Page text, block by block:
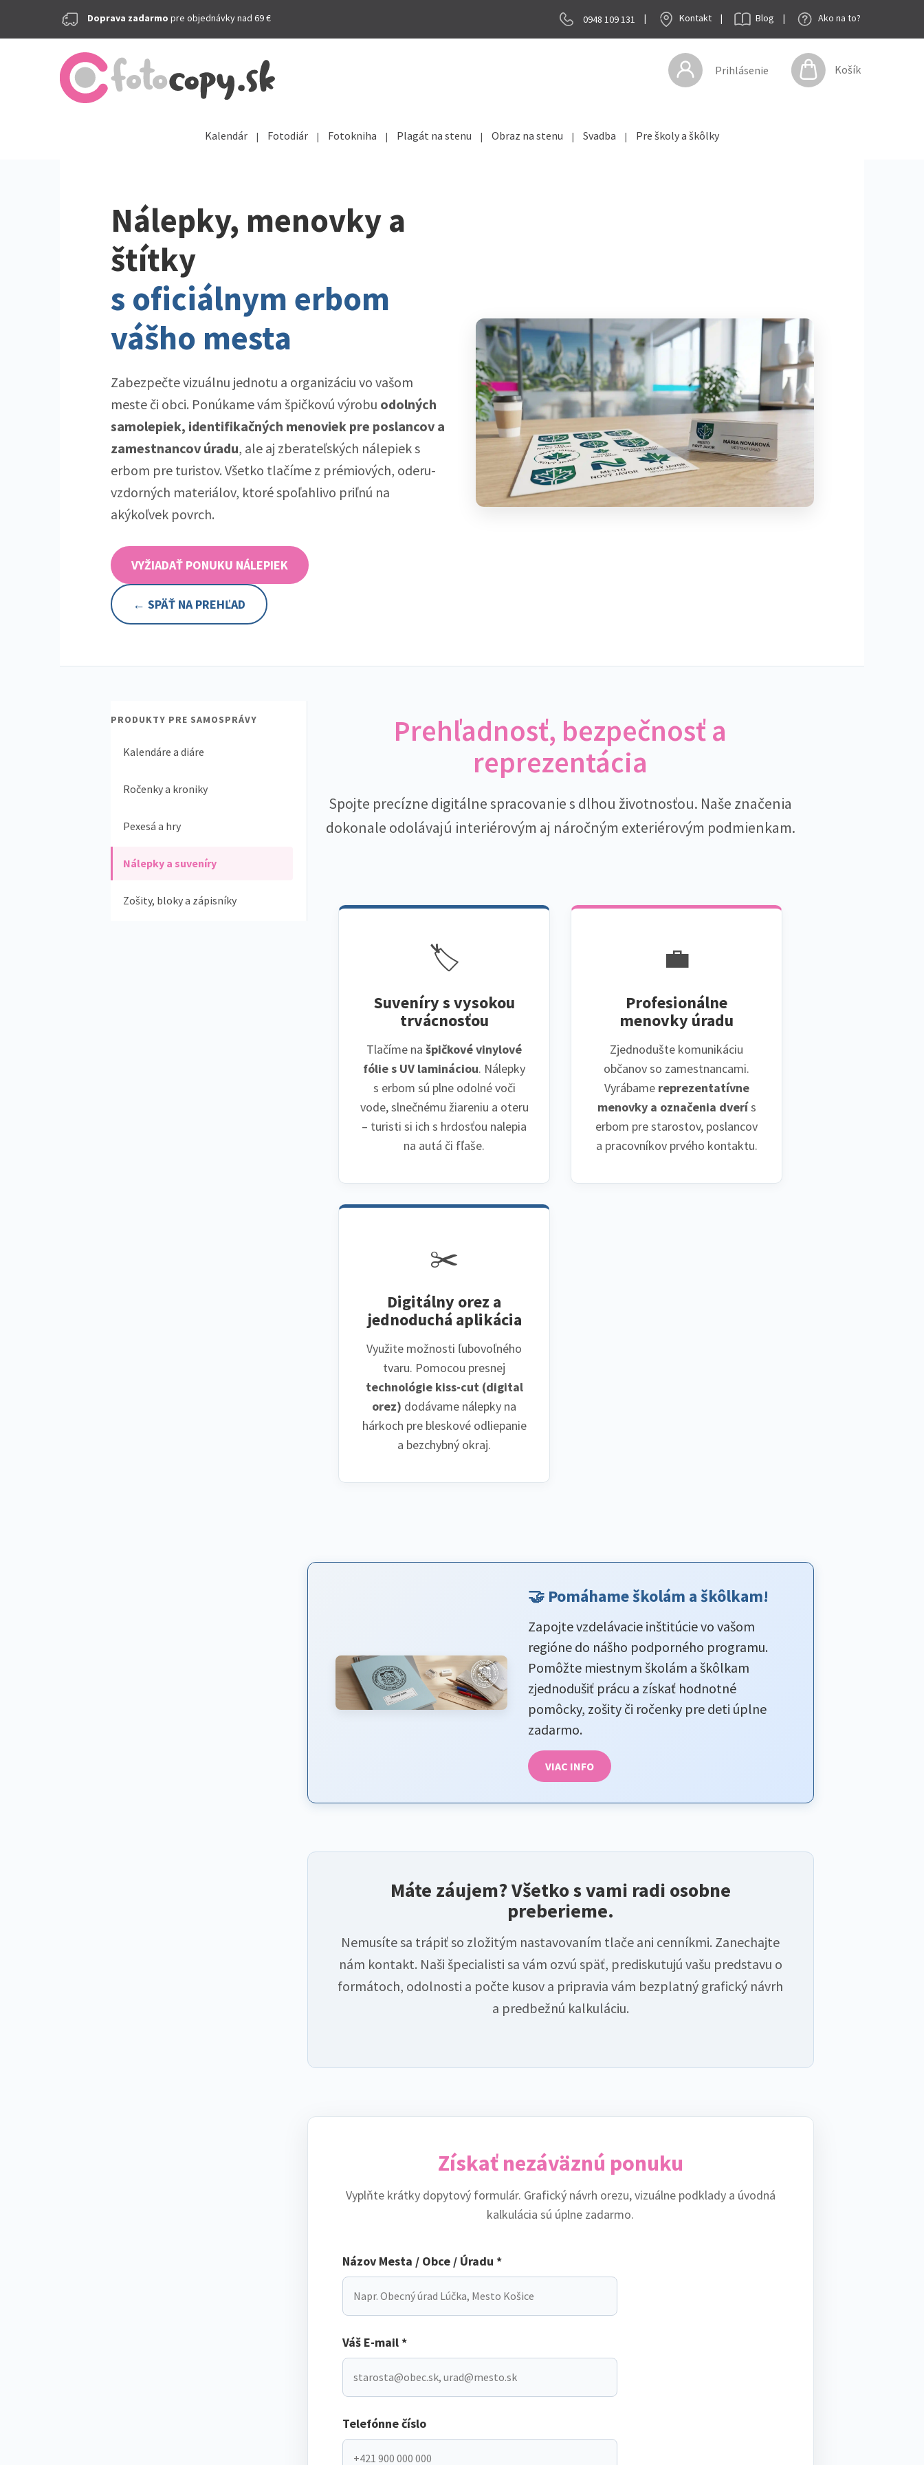
Doprava zadarmo pre objednávky nad 69 € 0948 109 131 | Kontakt | Blog | Ako na to?
Prihlásenie Košík
Kalendár Fotodiár Fotokniha Plagát na stenu Obraz na stenu Svadba Pre školy a škôlky
Nálepky, menovky a
štítky
s oficiálnym erbom
vášho mesta
Zabezpečte vizuálnu jednotu a organizáciu vo vašom
meste či obci. Ponúkame vám špičkovú výrobu odolných
samolepiek, identifikačných menoviek pre poslancov a
zamestnancov úradu, ale aj zberateľských nálepiek s
erbom pre turistov. Všetko tlačíme z prémiových, oderu-
vzdorných materiálov, ktoré spoľahlivo priľnú na
akýkoľvek povrch.
VYŽIADAŤ PONUKU NÁLEPIEK
← SPÄŤ NA PREHĽAD
PRODUKTY PRE SAMOSPRÁVY
Kalendáre a diáre
Ročenky a kroniky
Pexesá a hry
Nálepky a suveníry
Zošity, bloky a zápisníky
Prehľadnosť, bezpečnosť a
reprezentácia
Spojte precízne digitálne spracovanie s dlhou životnosťou. Naše značenia
dokonale odolávajú interiérovým aj náročným exteriérovým podmienkam.
🏷️
Suveníry s vysokou
trvácnosťou
Tlačíme našpičkové vinylové
fólie s UV lamináciou. Nálepky
s erbom sú plne odolné voči
vode, slnečnému žiareniu a oteru
– turisti si ich s hrdosťou nalepia
na autá či fľaše.
💼
Profesionálne
menovky úradu
Zjednodušte komunikáciu
občanov so zamestnancami.
Vyrábame reprezentatívne
menovky a označenia dverís
erbom pre starostov, poslancov
a pracovníkov prvého kontaktu.
✂️
Digitálny orez a
jednoduchá aplikácia
Využite možnosti ľubovoľného
tvaru. Pomocou presnej
technológie kiss-cut (digital
orez) dodávame nálepky na
hárkoch pre bleskové odliepanie
a bezchybný okraj.
🤝 Pomáhame školám a škôlkam!
Zapojte vzdelávacie inštitúcie vo vašom
regióne do nášho podporného programu.
Pomôžte miestnym školám a škôlkam
zjednodušiť prácu a získať hodnotné
pomôcky, zošity či ročenky pre deti úplne
zadarmo.
VIAC INFO
Máte záujem? Všetko s vami radi osobne
preberieme.
Nemusíte sa trápiť so zložitým nastavovaním tlače ani cenníkmi. Zanechajte
nám kontakt. Naši špecialisti sa vám ozvú späť, prediskutujú vašu predstavu o
formátoch, odolnosti a počte kusov a pripravia vám bezplatný grafický návrh
a predbežnú kalkuláciu.
Získať nezáväznú ponuku
Vyplňte krátky dopytový formulár. Grafický návrh orezu, vizuálne podklady a úvodná
kalkulácia sú úplne zadarmo.
Názov Mesta / Obce / Úradu *
Váš E-mail *
Telefónne číslo